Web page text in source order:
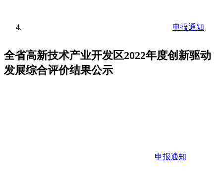
申报通知
全省高新技术产业开发区2022年度创新驱动
发展综合评价结果公示
申报通知